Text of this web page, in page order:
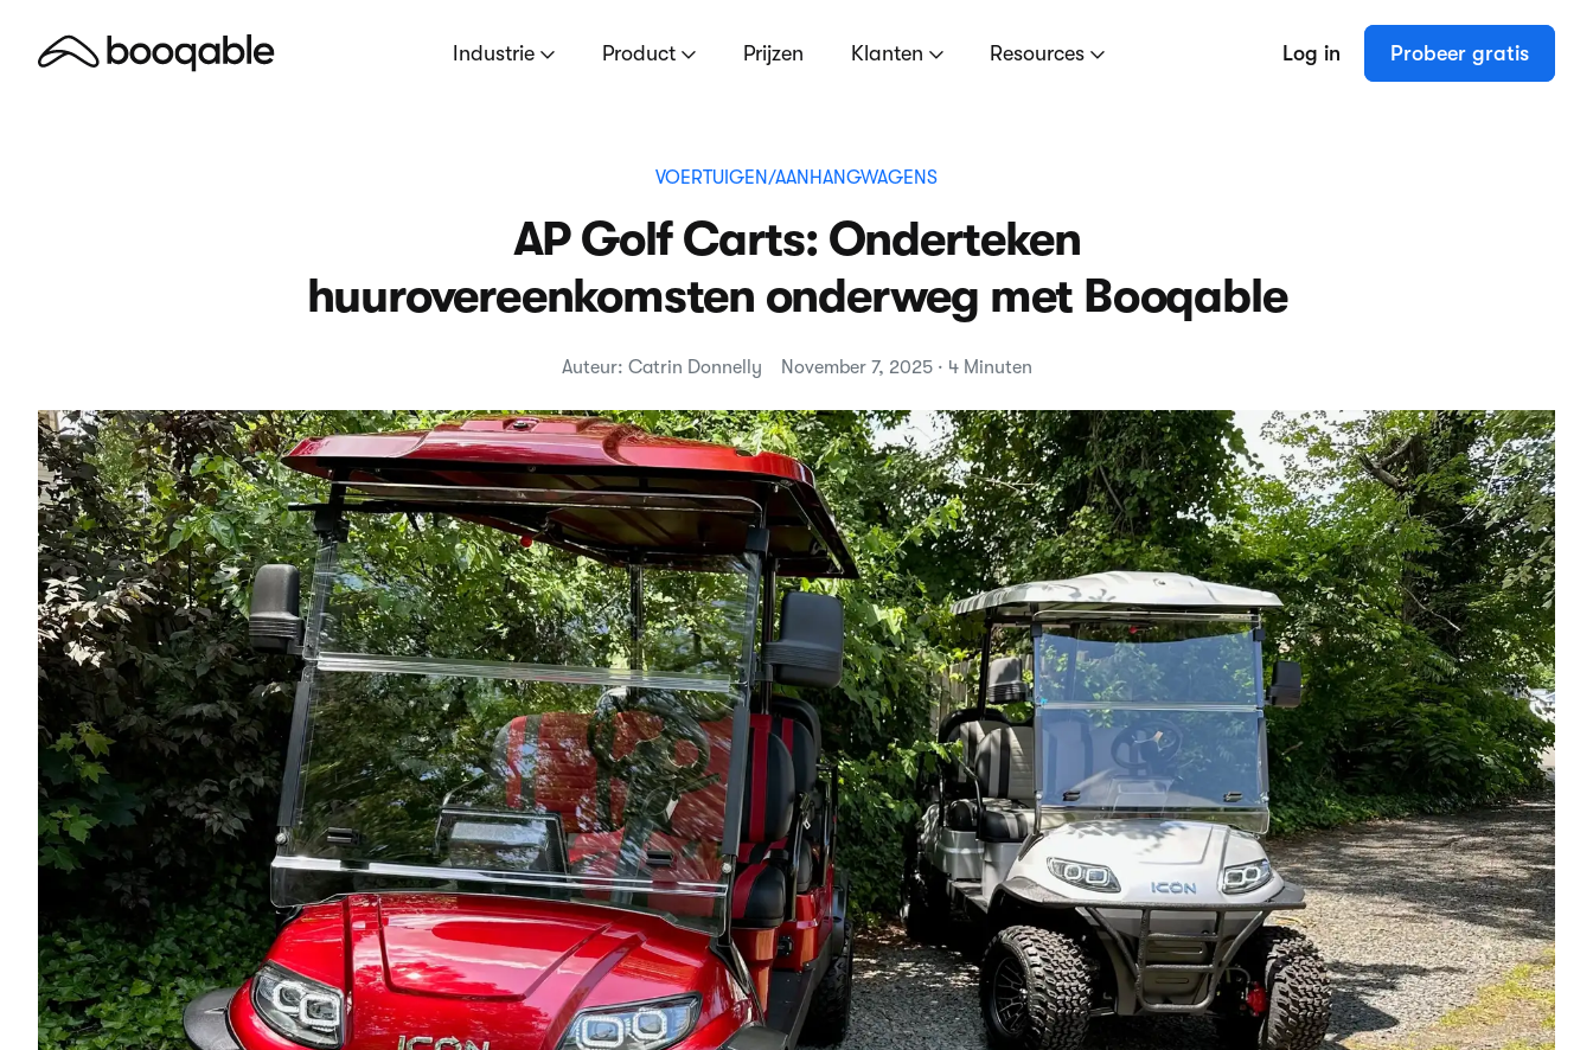
Industrie Product Prijzen Klanten Resources Log in Probeer gratis
VOERTUIGEN/AANHANGWAGENS
AP Golf Carts: Onderteken
huurovereenkomsten onderweg met Booqable
Auteur: Catrin Donnelly November 7, 2025 · 4 Minuten